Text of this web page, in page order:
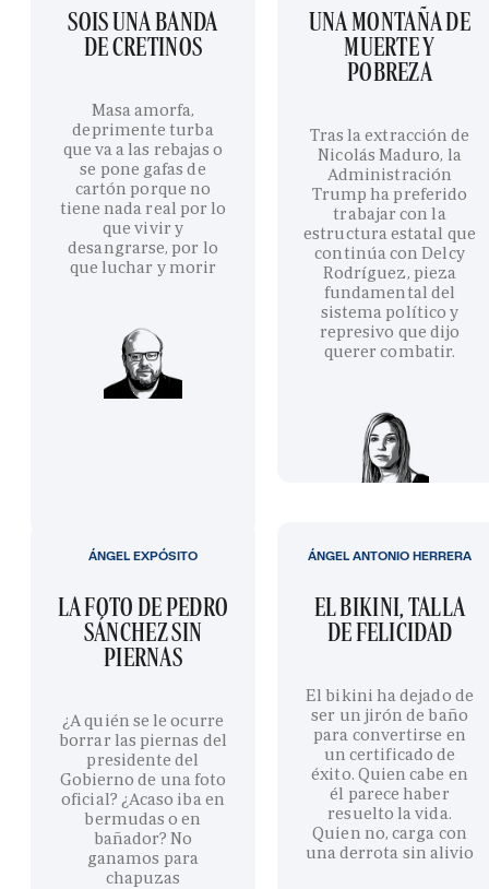
SOIS UNA BANDA
DE CRETINOS
Masa amorfa,
deprimente turba
que va a las rebajas o
se pone gafas de
cartón porque no
tiene nada real por lo
que vivir y
desangrarse, por lo
que luchar y morir
UNA MONTAÑA DE
MUERTE Y
POBREZA
Tras la extracción de
Nicolás Maduro, la
Administración
Trump ha preferido
trabajar con la
estructura estatal que
continúa con Delcy
Rodríguez, pieza
fundamental del
sistema político y
represivo que dijo
querer combatir.
LA FOTO DE PEDRO
SÁNCHEZ SIN
PIERNAS
¿A quién se le ocurre
borrar las piernas del
presidente del
Gobierno de una foto
oficial? ¿Acaso iba en
bermudas o en
bañador? No
ganamos para
chapuzas
ÁNGEL EXPÓSITO
EL BIKINI, TALLA
DE FELICIDAD
El bikini ha dejado de
ser un jirón de baño
para convertirse en
un certificado de
éxito. Quien cabe en
él parece haber
resuelto la vida.
Quien no, carga con
una derrota sin alivio
ÁNGEL ANTONIO HERRERA